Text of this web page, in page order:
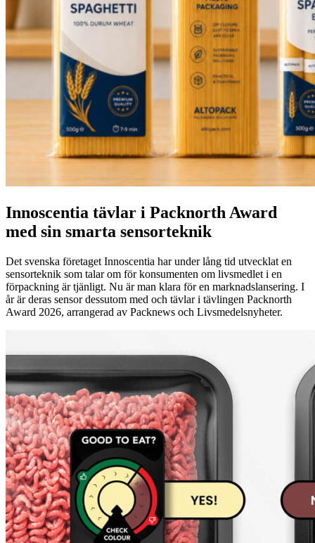
Innoscentia tävlar i Packnorth Award
med sin smarta sensorteknik
Det svenska företaget Innoscentia har under lång tid utvecklat en
sensorteknik som talar om för konsumenten om livsmedlet i en
förpackning är tjänligt. Nu är man klara för en marknadslansering. I
år är deras sensor dessutom med och tävlar i tävlingen Packnorth
Award 2026, arrangerad av Packnews och Livsmedelsnyheter.